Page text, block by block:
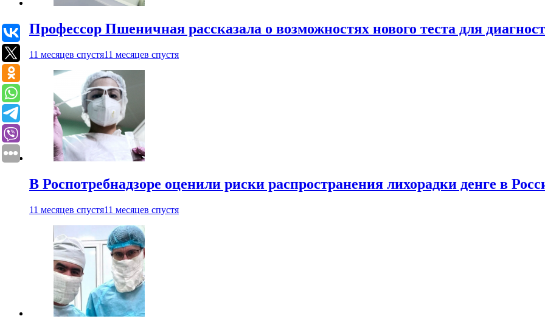
Профессор Пшеничная рассказала о возможностях нового теста для
11 месяцев спустя11 месяцев спустя
В Роспотребнадзоре оценили риски распространения лихорадки денге в
11 месяцев спустя11 месяцев спустя